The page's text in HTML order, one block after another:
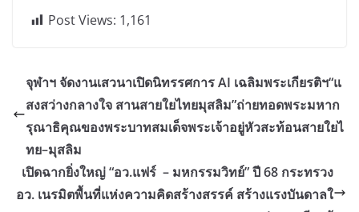
Post Views: 1,161
จุฬาฯ จัดงานเสวนาเปิดนิทรรศการ AI เฉลิมพระเกียรติฯ“แ
สงสว่างกลางใจ สานสายใยไทยมุสลิม”ถ่ายทอดพระมหาก
รุณาธิคุณของพระบาทสมเด็จพระเจ้าอยู่หัวสะท้อนสายใยไ
ทย–มุสลิม
เปิดฉากยิ่งใหญ่ “อว.แฟร์ – มหกรรมวิทย์” ปี 68 กระทรวง
อว. เนรมิตพื้นที่แห่งความคิดสร้างสรรค์ สร้างแรงบันดาลใ